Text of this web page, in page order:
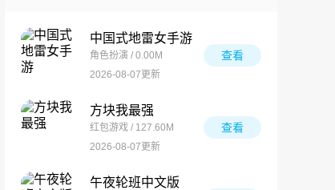
中国式地雷女手游
角色扮演 / 0.00M
2026-08-07更新
查看
方块我最强
红包游戏 / 127.60M
2026-08-07更新
查看
午夜轮班中文版